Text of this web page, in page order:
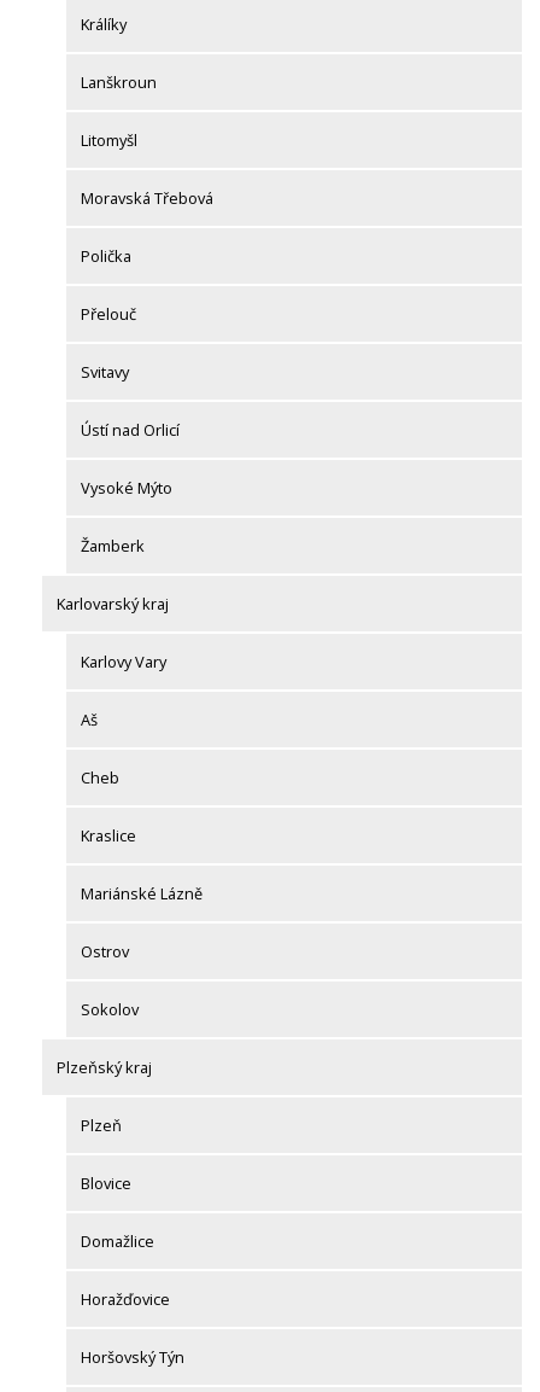
Králíky
Lanškroun
Litomyšl
Moravská Třebová
Polička
Přelouč
Svitavy
Ústí nad Orlicí
Vysoké Mýto
Žamberk
Karlovarský kraj
Karlovy Vary
Aš
Cheb
Kraslice
Mariánské Lázně
Ostrov
Sokolov
Plzeňský kraj
Plzeň
Blovice
Domažlice
Horažďovice
Horšovský Týn